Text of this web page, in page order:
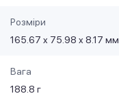
Розміри
165.67 x 75.98 x 8.17 мм
Вага
188.8 г